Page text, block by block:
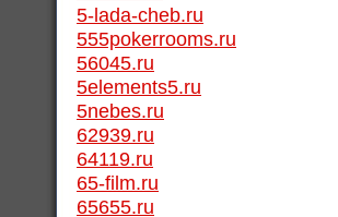
5-lada-cheb.ru
555pokerrooms.ru
56045.ru
5elements5.ru
5nebes.ru
62939.ru
64119.ru
65-film.ru
65655.ru